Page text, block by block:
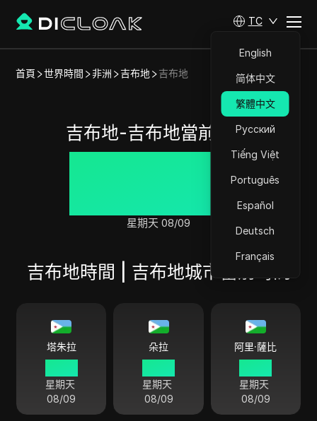
TC
English
简体中文
繁體中文
Русский
Tiếng Việt
Português
Español
Deutsch
Français
首頁 世界時間 非洲 吉布地 吉布地
吉布地-吉布地當前時間
02:48:01
星期天 08/09
吉布地時間 | 吉布地城市當前時間
塔朱拉
星期天
08/09
朵拉
星期天
08/09
阿里·薩比
星期天
08/09